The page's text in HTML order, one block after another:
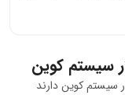
سیستم کوین
سیستم کویندارند